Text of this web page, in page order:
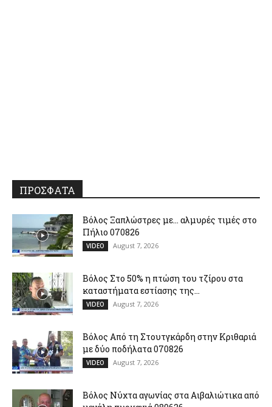
ΠΡΟΣΦΑΤΑ
Βόλος Ξαπλώστρες με… αλμυρές τιμές στο
Πήλιο 070826
VIDEO August 7, 2026
Βόλος Στο 50% η πτώση του τζίρου στα
καταστήματα εστίασης της...
VIDEO August 7, 2026
Βόλος Από τη Στουτγκάρδη στην Κριθαριά
με δύο ποδήλατα 070826
VIDEO August 7, 2026
Βόλος Νύχτα αγωνίας στα Αιβαλιώτικα από